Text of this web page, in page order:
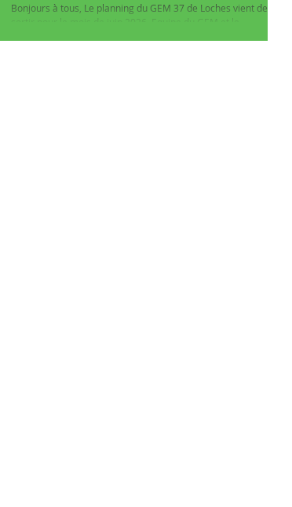
Bonjours à tous, Le planning du GEM 37 de Loches vient de
sortir pour le mois de juin 2026. Equipe du GEM et le